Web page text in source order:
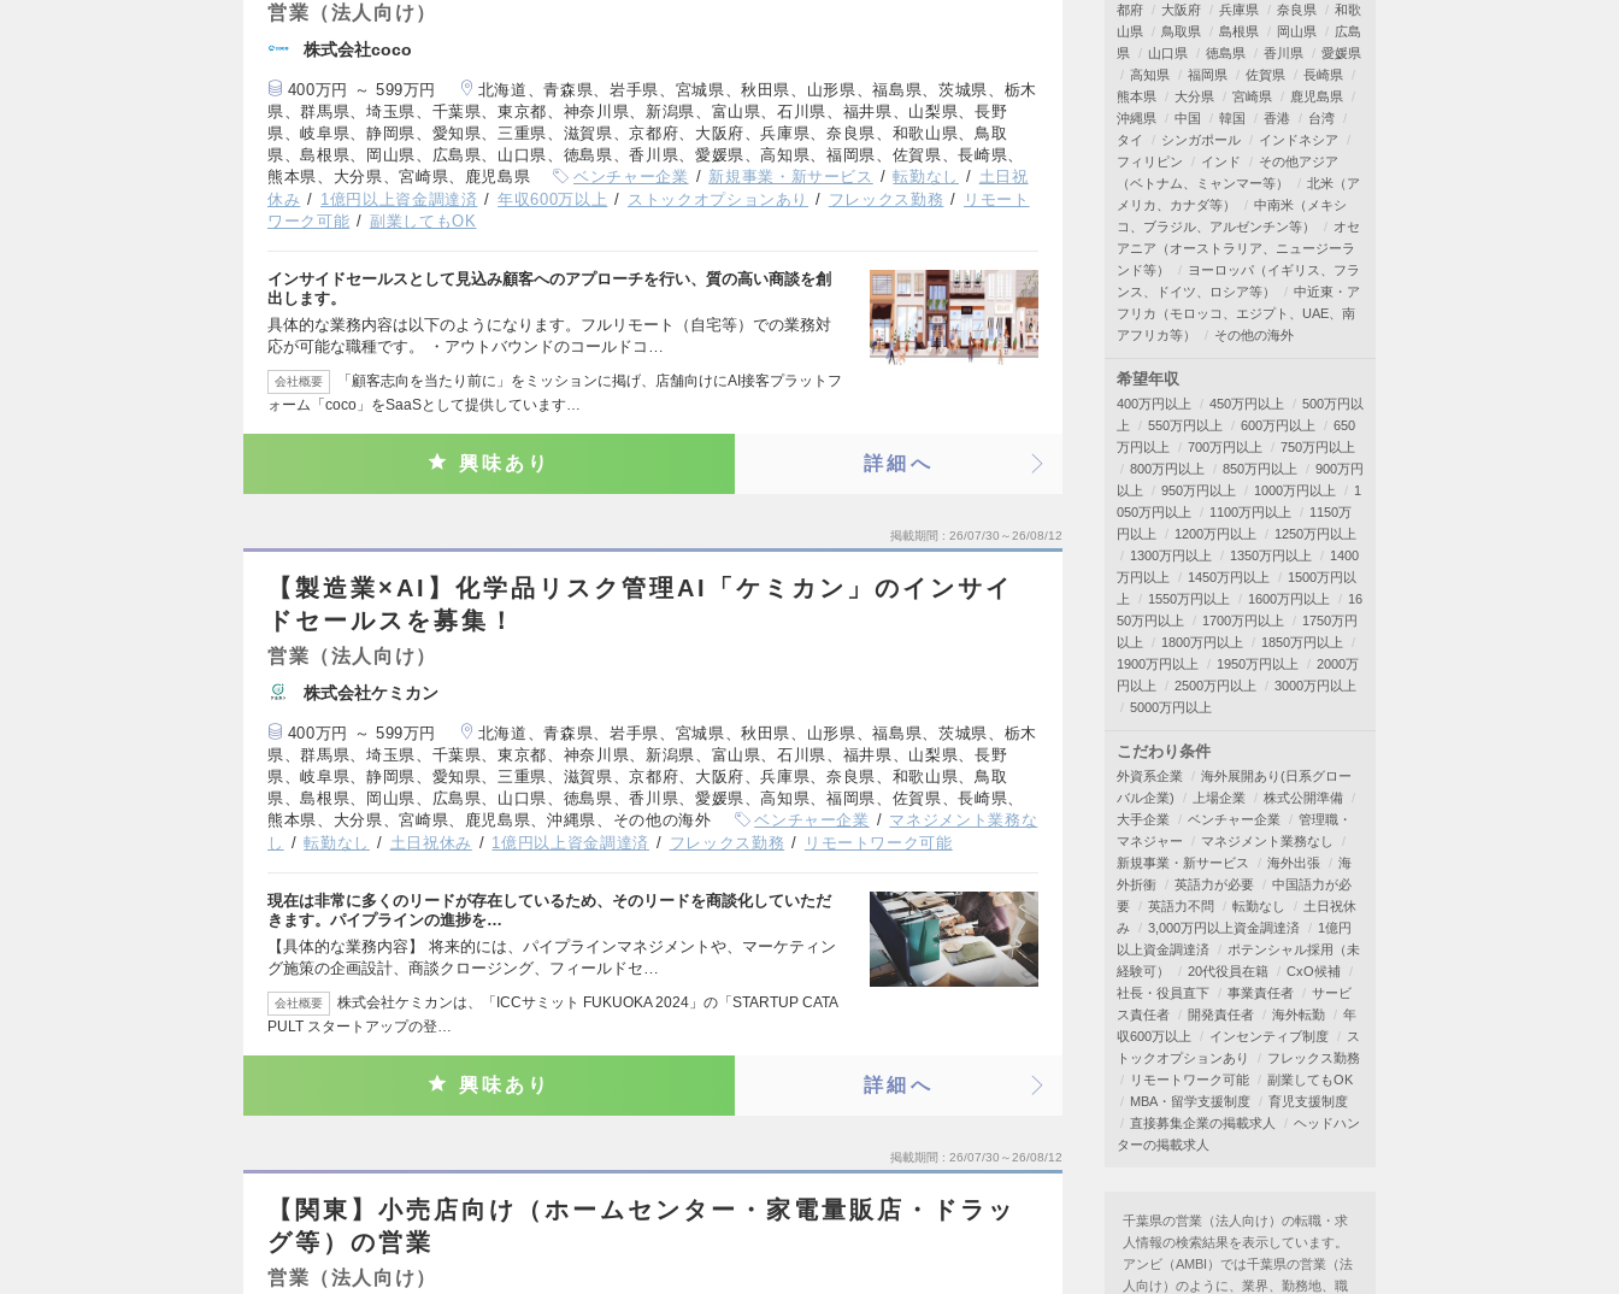
営業（法人向け）
株式会社coco
400万円 ～ 599万円
北海道、青森県、岩手県、宮城県、秋田県、山形県、福島県、茨城県、栃木
県、群馬県、埼玉県、千葉県、東京都、神奈川県、新潟県、富山県、石川県、福井県、山梨県、長野
県、岐阜県、静岡県、愛知県、三重県、滋賀県、京都府、大阪府、兵庫県、奈良県、和歌山県、鳥取
県、島根県、岡山県、広島県、山口県、徳島県、香川県、愛媛県、高知県、福岡県、佐賀県、長崎県、
熊本県、大分県、宮崎県、鹿児島県
ベンチャー企業 新規事業・新サービス 転勤なし
土日祝
休み
1億円以上資金調達済 年収600万以上 ストックオプションあり フレックス勤務
リモート
ワーク可能
副業してもOK
インサイドセールスとして見込み顧客へのアプローチを行い、質の高い商談を創
出します。
具体的な業務内容は以下のようになります。フルリモート（自宅等）での業務対
応が可能な職種です。 ・アウトバウンドのコールドコ…
会社概要
「顧客志向を当たり前に」をミッションに掲げ、店舗向けにAI接客プラットフ
ォーム「coco」をSaaSとして提供しています…
興味あり 詳細へ
掲載期間 26/07/30～26/08/12
【製造業×AI】化学品リスク管理AI「ケミカン」のインサイ
ドセールスを募集！
営業（法人向け）
株式会社ケミカン
400万円 ～ 599万円
北海道、青森県、岩手県、宮城県、秋田県、山形県、福島県、茨城県、栃木
県、群馬県、埼玉県、千葉県、東京都、神奈川県、新潟県、富山県、石川県、福井県、山梨県、長野
県、岐阜県、静岡県、愛知県、三重県、滋賀県、京都府、大阪府、兵庫県、奈良県、和歌山県、鳥取
県、島根県、岡山県、広島県、山口県、徳島県、香川県、愛媛県、高知県、福岡県、佐賀県、長崎県、
熊本県、大分県、宮崎県、鹿児島県、沖縄県、その他の海外
ベンチャー企業
マネジメント業務な
し
転勤なし 土日祝休み 1億円以上資金調達済 フレックス勤務 リモートワーク可能
現在は非常に多くのリードが存在しているため、そのリードを商談化していただ
きます。パイプラインの進捗を…
【具体的な業務内容】 将来的には、パイプラインマネジメントや、マーケティン
グ施策の企画設計、商談クロージング、フィールドセ…
会社概要
株式会社ケミカンは、「ICCサミット FUKUOKA 2024」の「STARTUP CATA
PULT スタートアップの登…
興味あり 詳細へ
掲載期間 26/07/30～26/08/12
【関東】小売店向け（ホームセンター・家電量販店・ドラッ
グ等）の営業
営業（法人向け）
都府
大阪府 兵庫県 奈良県
和歌
山県
鳥取県 島根県 岡山県
広島
県
山口県 徳島県 香川県
愛媛県
高知県
福岡県 佐賀県
長崎県
熊本県
大分県 宮崎県
鹿児島県
沖縄県
中国 韓国 香港
台湾
タイ
シンガポール
インドネシア
フィリピン
インド
その他アジア
（ベトナム、ミャンマー等）
北米（ア
メリカ、カナダ等）
中南米（メキシ
コ、ブラジル、アルゼンチン等）
オセ
アニア（オーストラリア、ニュージーラ
ンド等）
ヨーロッパ（イギリス、フラ
ンス、ドイツ、ロシア等）
中近東・ア
フリカ（モロッコ、エジプト、UAE、南
アフリカ等）
その他の海外
希望年収
400万円以上 450万円以上
500万円以
上
550万円以上 600万円以上
650
万円以上
700万円以上
750万円以上
800万円以上
850万円以上
900万円
以上
950万円以上 1000万円以上
1
050万円以上
1100万円以上
1150万
円以上
1200万円以上
1250万円以上
1300万円以上
1350万円以上
1400
万円以上
1450万円以上
1500万円以
上
1550万円以上 1600万円以上
16
50万円以上
1700万円以上
1750万円
以上
1800万円以上
1850万円以上
1900万円以上
1950万円以上
2000万
円以上
2500万円以上
3000万円以上
5000万円以上
こだわり条件
外資系企業
海外展開あり(日系グロー
バル企業)
上場企業
株式公開準備
大手企業
ベンチャー企業
管理職・
マネジャー
マネジメント業務なし
新規事業・新サービス
海外出張
海
外折衝
英語力が必要
中国語力が必
要
英語力不問 転勤なし
土日祝休
み
3,000万円以上資金調達済
1億円
以上資金調達済
ポテンシャル採用（未
経験可）
20代役員在籍
CxO候補
社長・役員直下
事業責任者
サービ
ス責任者
開発責任者 海外転勤
年
収600万以上
インセンティブ制度
ス
トックオプションあり
フレックス勤務
リモートワーク可能
副業してもOK
MBA・留学支援制度
育児支援制度
直接募集企業の掲載求人
ヘッドハン
ターの掲載求人
千葉県の営業（法人向け）の転職・求
人情報の検索結果を表示しています。
アンビ（AMBI）では千葉県の営業（法
人向け）のように、業界、勤務地、職